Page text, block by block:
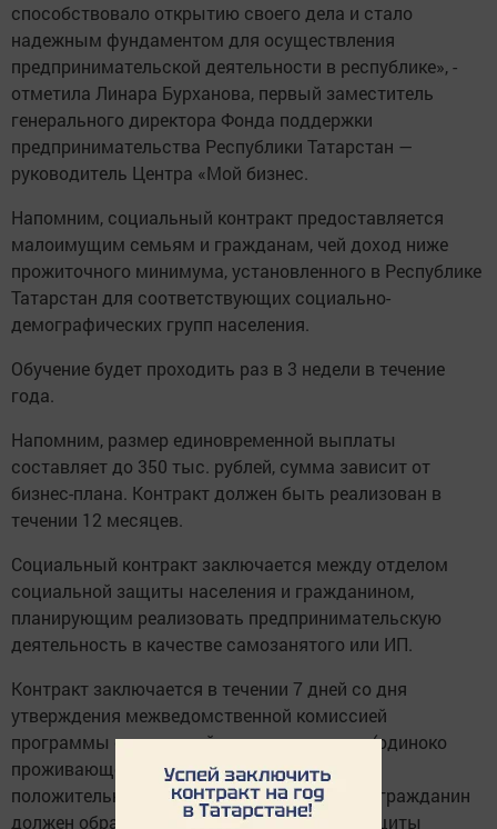
способствовало открытию своего дела и стало
надежным фундаментом для осуществления
предпринимательской деятельности в республике», -
отметила Линара Бурханова, первый заместитель
генерального директора Фонда поддержки
предпринимательства Республики Татарстан —
руководитель Центра «Мой бизнес.
Напомним, социальный контракт предоставляется
малоимущим семьям и гражданам, чей доход ниже
прожиточного минимума, установленного в Республике
Татарстан для соответствующих социально-
демографических групп населения.
Обучение будет проходить раз в 3 недели в течение
года.
Напомним, размер единовременной выплаты
составляет до 350 тыс. рублей, сумма зависит от
бизнес-плана. Контракт должен быть реализован в
течении 12 месяцев.
Социальный контракт заключается между отделом
социальной защиты населения и гражданином,
планирующим реализовать предпринимательскую
деятельность в качестве самозанятого или ИП.
Контракт заключается в течении 7 дней со дня
утверждения межведомственной комиссией
программы социальной адаптации семьи (одиноко
проживающего гражданина). при принятии
положительного решения, в течении 3 дней гражданин
должен обратиться в отдел социальной защиты